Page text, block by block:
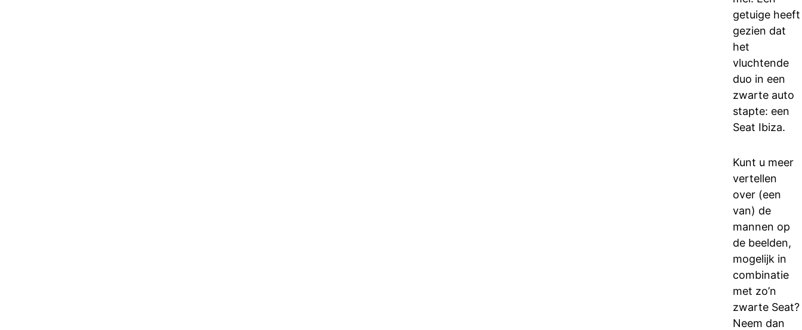
getuige heeft
gezien dat
het
vluchtende
duo in een
zwarte auto
stapte: een
Seat Ibiza.
Kunt u meer
vertellen
over (een
van) de
mannen op
de beelden,
mogelijk in
combinatie
met zo’n
zwarte Seat?
Neem dan